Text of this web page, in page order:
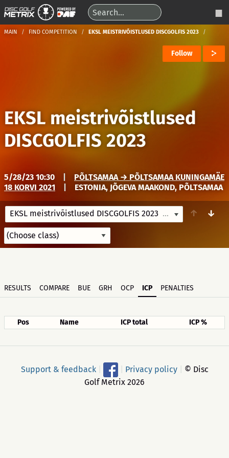
MAIN FIND COMPETITION EKSL MEISTRIVÕISTLUSED DISCGOLFIS 2023
Follow
EKSL meistrivõistlused
DISCGOLFIS 2023
5/28/23 10:30
PÕLTSAMAA → PÕLTSAMAA KUNINGAMÄE
18 KORVI 2021
ESTONIA, JÕGEVA MAAKOND, PÕLTSAMAA
EKSL meistrivõistlused DISCGOLFIS 2023 ↑ ↓
RESULTS COMPARE BUE GRH OCP ICP PENALTIES
Pos Name ICP total ICP %
Support & feedback Privacy policy
© Disc
Golf Metrix 2026